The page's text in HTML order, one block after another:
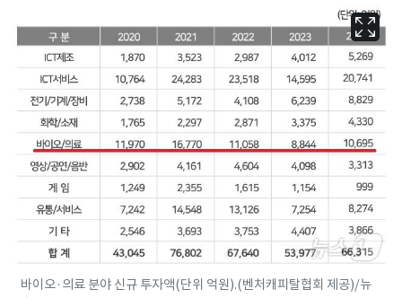
바이오·의료 분야 신규 투자액(단위 억원).(벤처캐피탈협회 제공)/뉴